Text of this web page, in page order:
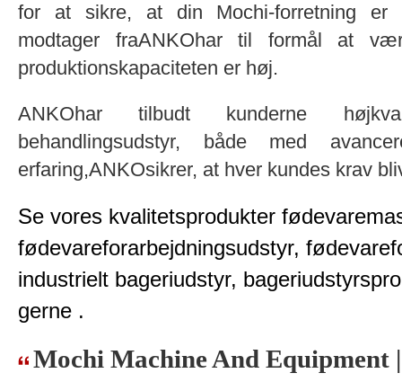
for at sikre, at din Mochi-forretning er
modtager fraANKOhar til formål at
produktionskapaciteten er høj.
ANKOhar tilbudt kunderne
behandlingsudstyr, både med
erfaring,ANKOsikrer, at hver kundes krav
Se vores kvalitetsprodukter
fødevareforarbejdningsudstyr,
industrielt bageriudstyr,
gerne .
Mochi Machine And Equipment